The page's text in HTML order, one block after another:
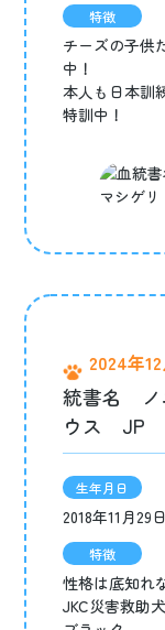
特徴
チーズの子供
中！
本人も日本訓
特訓中！
2024年12
統書名
ウス JP
生年月日
2018年11月29
特徴
性格は底知れ
JKC災害救助